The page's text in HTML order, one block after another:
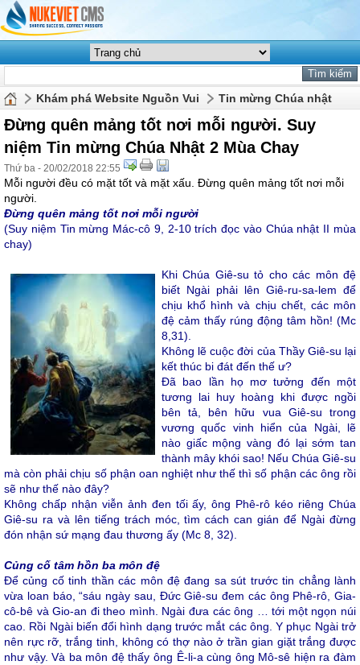
Khám phá Website Nguồn Vui Tin mừng Chúa nhật
Đừng quên mảng tốt nơi mỗi người. Suy
niệm Tin mừng Chúa Nhật 2 Mùa Chay
Thứ ba - 20/02/2018 22:55
Mỗi người đều có mặt tốt và mặt xấu. Đừng quên mảng tốt nơi mỗi
người.
Đừng quên mảng tốt nơi mỗi người
(Suy niệm Tin mừng Mác-cô 9, 2-10 trích đọc vào Chúa nhật II mùa
chay)
Khi Chúa Giê-su tỏ cho các môn đệ
biết Ngài phải lên Giê-ru-sa-lem để
chịu khổ hình và chịu chết, các môn
đệ cảm thấy rúng động tâm hồn! (Mc
8,31).
Không lẽ cuộc đời của Thầy Giê-su lại
kết thúc bi đát đến thế ư?
Đã bao lần họ mơ tưởng đến một
tương lai huy hoàng khi được ngồi
bên tả, bên hữu vua Giê-su trong
vương quốc vinh hiển của Ngài, lẽ
nào giấc mộng vàng đó lại sớm tan
thành mây khói sao! Nếu Chúa Giê-su
mà còn phải chịu số phận oan nghiệt như thế thì số phận các ông rồi
sẽ như thế nào đây?
Không chấp nhận viễn ảnh đen tối ấy, ông Phê-rô kéo riêng Chúa
Giê-su ra và lên tiếng trách móc, tìm cách can gián để Ngài đừng
đón nhận sứ mạng đau thương ấy (Mc 8, 32).
Củng cố tâm hồn ba môn đệ
Để củng cố tinh thần các môn đệ đang sa sút trước tin chẳng lành
vừa loan báo, “sáu ngày sau, Đức Giê-su đem các ông Phê-rô, Gia-
cô-bê và Gio-an đi theo mình. Ngài đưa các ông … tới một ngọn núi
cao. Rồi Ngài biến đổi hình dạng trước mắt các ông. Y phục Ngài trở
nên rực rỡ, trắng tinh, không có thợ nào ở trần gian giặt trắng được
như vậy. Và ba môn đệ thấy ông Ê-li-a cùng ông Mô-sê hiện ra đàm